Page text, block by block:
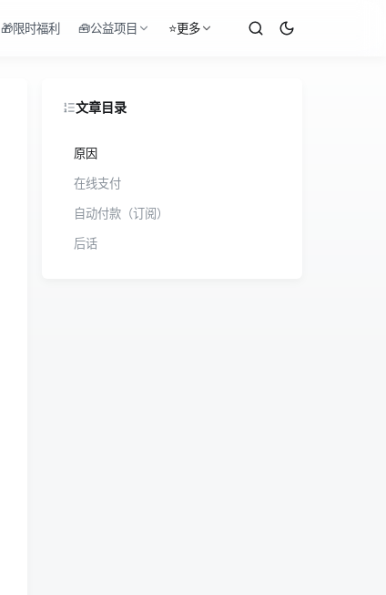
🎁限时福利 🧰公益项目 ⭐更多
文章目录
原因
在线支付
自动付款（订阅）
后话